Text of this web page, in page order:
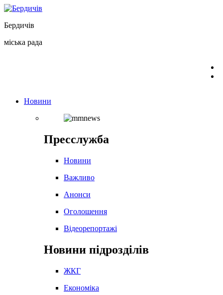
Перейти
вмісту
Бердичів
міська рада
Новини
Пресслужба
Новини
Важливо
Анонси
Оголошення
Відеорепортажі
Новини підрозділів
ЖКГ
Економіка